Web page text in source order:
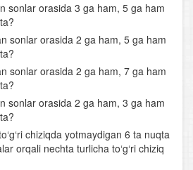
va tengsizliklar
sonlar orasida 3 ga ham, 5 ga ham
sonlar orasida 2 ga ham, 5 ga ham
sonlar orasida 2 ga ham, 7 ga ham
sonlar orasida 2 ga ham, 3 ga ham
chiziqda yotmaydigan 6 ta nuqta
orqali nechta turlicha to‘g‘ri chiziq